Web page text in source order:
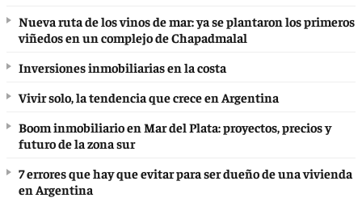
Nueva ruta de los vinos de mar: ya se plantaron los primeros
viñedos en un complejo de Chapadmalal
Inversiones inmobiliarias en la costa
Vivir solo, la tendencia que crece en Argentina
Boom inmobiliario en Mar del Plata: proyectos, precios y
futuro de la zona sur
7 errores que hay que evitar para ser dueño de una vivienda
en Argentina